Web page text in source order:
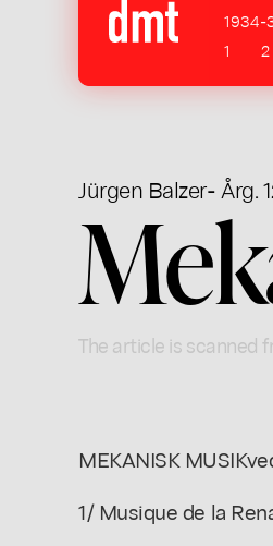
1934-
1
2
Jürgen Balzer- Årg.
The article is scanned
MEKANISK
1/ Musique de la